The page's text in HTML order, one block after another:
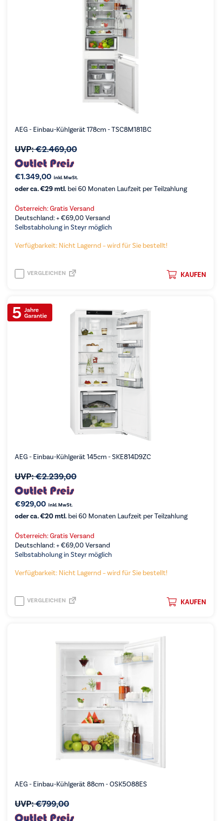
AEG - Einbau-Kühlgerät 178cm - TSC8M181BC
UVP:€2.469,00
€1.349,00 inkl. MwSt.
oder ca. €29 mtl. bei 60 Monaten Laufzeit per Teilzahlung
Österreich: Gratis Versand
Deutschland: +€69,00 Versand
Selbstabholung in Steyr möglich
Verfügbarkeit: Nicht Lagernd – wird für Sie bestellt!
KAUFEN
VERGLEICHEN
AEG - Einbau-Kühlgerät 145cm - SKE814D9ZC
UVP:€2.239,00
€929,00 inkl. MwSt.
oder ca. €20 mtl. bei 60 Monaten Laufzeit per Teilzahlung
Österreich: Gratis Versand
Deutschland: +€69,00 Versand
Selbstabholung in Steyr möglich
Verfügbarkeit: Nicht Lagernd – wird für Sie bestellt!
KAUFEN
VERGLEICHEN
AEG - Einbau-Kühlgerät 88cm - OSK5O88ES
UVP:€799,00